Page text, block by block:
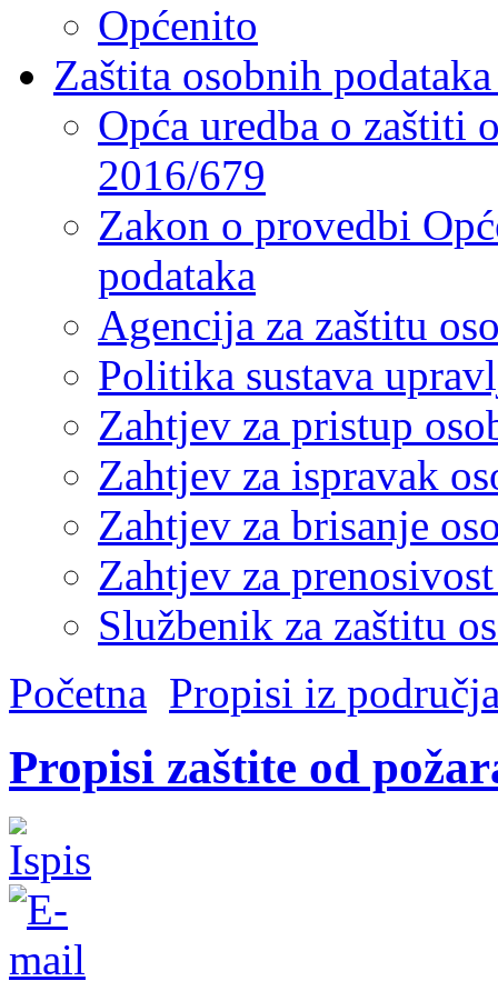
Općenito
Zaštita osobnih
Opća uredba o zaštiti
2016/679
Zakon o provedbi
podataka
Agencija za zaštitu
Politika sustava
Zahtjev za pristup
Zahtjev za ispravak
Zahtjev za brisanje
Zahtjev za
Službenik za zaštitu
Početna Propisi iz
Propisi zaštite od